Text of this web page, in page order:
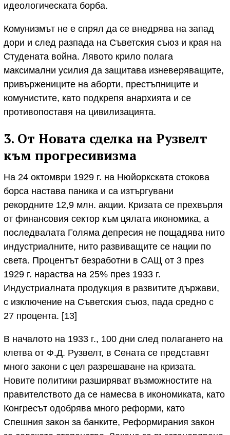
идеологическата борба.
Комунизмът не е спрял да се внедрява на запад
дори и след разпада на Съветския съюз и края на
Студената война. Лявото крило полага
максимални усилия да защитава изневеряващите,
привържениците на аборти, престъпниците и
комунистите, като подкрепя анархията и се
противопоставя на цивилизацията.
3. От Новата сделка на Рузвелт
към прогресивизма
На 24 октомври 1929 г. на Нюйоркската стокова
борса настава паника и са изтъргувани
рекордните 12,9 млн. акции. Кризата се прехвърля
от финансовия сектор към цялата икономика, а
последвалата Голяма депресия не пощадява нито
индустриалните, нито развиващите се нации по
света. Процентът безработни в САЩ от 3 през
1929 г. нараства на 25% през 1933 г.
Индустриалната продукция в развитите държави,
с изключение на Съветския съюз, пада средно с
27 процента. [13]
В началото на 1933 г., 100 дни след полагането на
клетва от Ф.Д. Рузвелт, в Сената се представят
много закони с цел разрешаване на кризата.
Новите политики разширяват възможностите на
правителството да се намесва в икономиката, като
Конгресът одобрява много реформи, като
Спешния закон за банките, Реформирания закон